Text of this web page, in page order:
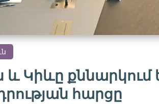
և Կիևը
հարցը